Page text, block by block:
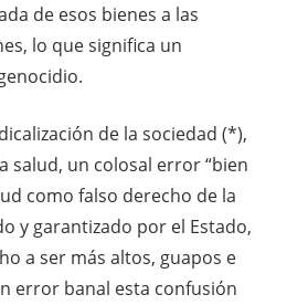
de esos bienes a las
lo que significa un
de la sociedad (*),
salud, un colosal error “bien
como falso derecho de la
y garantizado por el Estado,
a ser más altos, guapos e
error banal esta confusión